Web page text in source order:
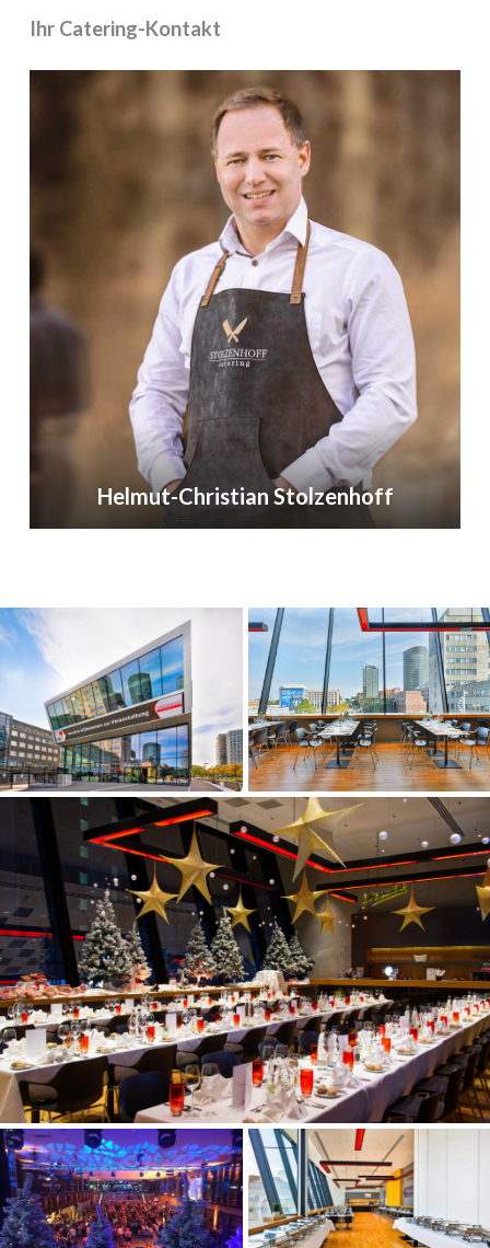
Getränkeservice.
mit einem individuell buchbaren und einzigartigen
Rahmenprogramm aus Event- und
Ausstellungserlebnis.
Ihr Catering-Kontakt
Helmut-Christian Stolzenhoff
Termine nach Vereinbarung
Telefon:0231 42786-0